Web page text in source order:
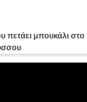
πετάει μπουκάλι στο